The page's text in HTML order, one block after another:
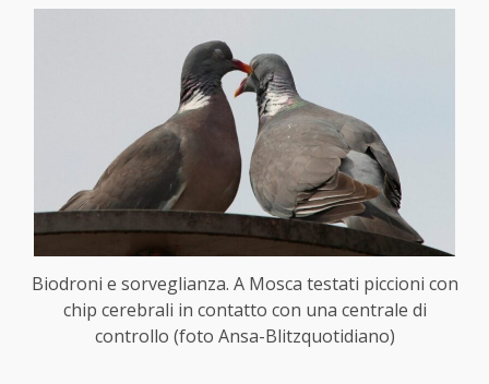
Biodroni e sorveglianza. A Mosca testati piccioni con
chip cerebrali in contatto con una centrale di
controllo (foto Ansa-Blitzquotidiano)